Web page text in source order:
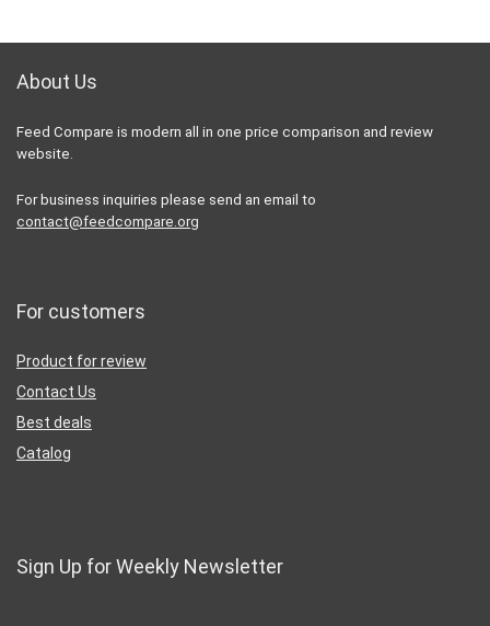
About Us
Feed Compare is modern all in one price comparison and review
website.
For business inquiries please send an email to
contact@feedcompare.org
For customers
Product for review
Contact Us
Best deals
Catalog
Sign Up for Weekly Newsletter